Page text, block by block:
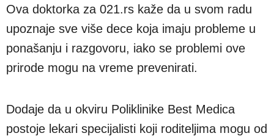
Ova doktorka za 021.rs kaže da u svom radu
upoznaje sve više dece koja imaju probleme u
ponašanju i razgovoru, iako se problemi ove
prirode mogu na vreme prevenirati.
Dodaje da u okviru Poliklinike Best Medica
postoje lekari specijalisti koji roditeljima mogu od